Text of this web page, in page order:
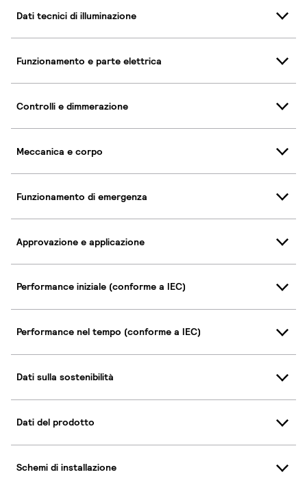
Dati tecnici di illuminazione
Funzionamento e parte elettrica
Controlli e dimmerazione
Meccanica e corpo
Funzionamento di emergenza
Approvazione e applicazione
Performance iniziale (conforme a IEC)
Performance nel tempo (conforme a IEC)
Dati sulla sostenibilità
Dati del prodotto
Schemi di installazione